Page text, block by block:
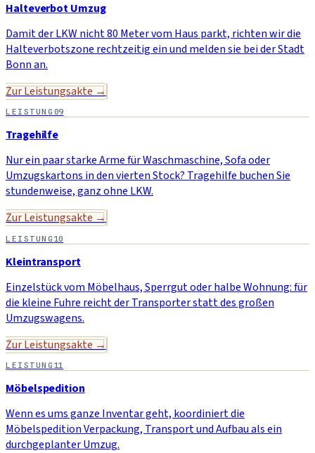
Halteverbot Umzug
Damit der LKW nicht 80 Meter vom Haus parkt, richten wir die
Halteverbotszone rechtzeitig ein und melden sie bei der Stadt
Bonn an.
Zur Leistungsakte →
LEISTUNG 09
Tragehilfe
Nur ein paar starke Arme für Waschmaschine, Sofa oder
Umzugskartons in den vierten Stock? Tragehilfe buchen Sie
stundenweise, ganz ohne LKW.
Zur Leistungsakte →
LEISTUNG 10
Kleintransport
Einzelstück vom Möbelhaus, Sperrgut oder halbe Wohnung: für
die kleine Fuhre reicht der Transporter statt des großen
Umzugswagens.
Zur Leistungsakte →
LEISTUNG 11
Möbelspedition
Wenn es ums ganze Inventar geht, koordiniert die
Möbelspedition Verpackung, Transport und Aufbau als ein
durchgeplanter Umzug.